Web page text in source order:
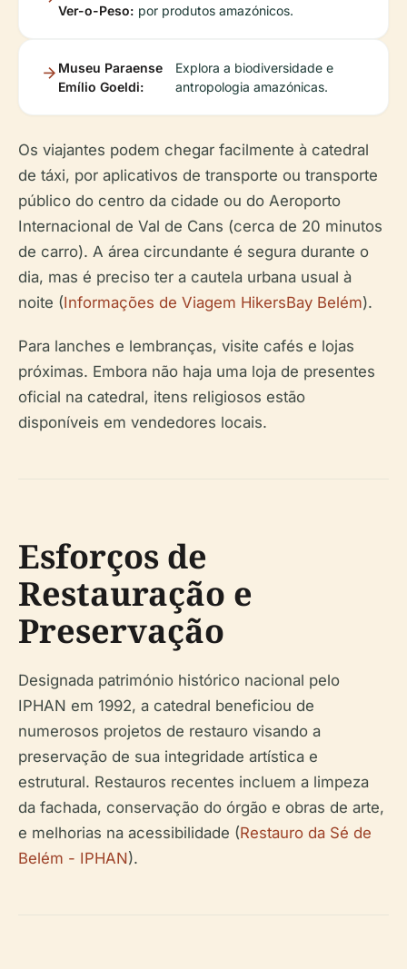
Ver-o-Peso: por produtos amazónicos.
Museu Paraense
Emílio Goeldi:
Explora a biodiversidade e
antropologia amazónicas.
Os viajantes podem chegar facilmente à catedral
de táxi, por aplicativos de transporte ou transporte
público do centro da cidade ou do Aeroporto
Internacional de Val de Cans (cerca de 20 minutos
de carro). A área circundante é segura durante o
dia, mas é preciso ter a cautela urbana usual à
noite (Informações de Viagem HikersBay Belém).
Para lanches e lembranças, visite cafés e lojas
próximas. Embora não haja uma loja de presentes
oficial na catedral, itens religiosos estão
disponíveis em vendedores locais.
Esforços de
Restauração e
Preservação
Designada património histórico nacional pelo
IPHAN em 1992, a catedral beneficiou de
numerosos projetos de restauro visando a
preservação de sua integridade artística e
estrutural. Restauros recentes incluem a limpeza
da fachada, conservação do órgão e obras de arte,
e melhorias na acessibilidade (Restauro da Sé de
Belém - IPHAN).